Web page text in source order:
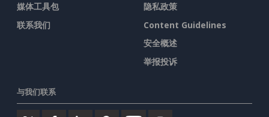
媒体工具包
联系我们
隐私政策
Content Guidelines
安全概述
举报投诉
与我们联系